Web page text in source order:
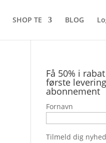
SHOP TE BLOG
Få 50% i
første
abonnement
Fornavn
Tilmeld dig